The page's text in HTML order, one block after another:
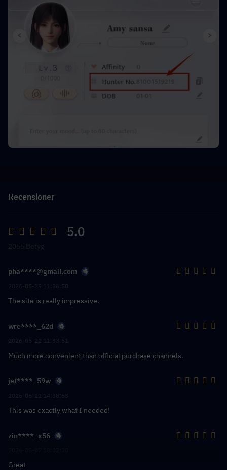
Recensioner
5.0
pha****@gmail.com
The site is really impressive.
wre****_62d
Much more convenient than official purchase channels.
jet****_59w
This was exactly what I needed!
zin****_x56
Great